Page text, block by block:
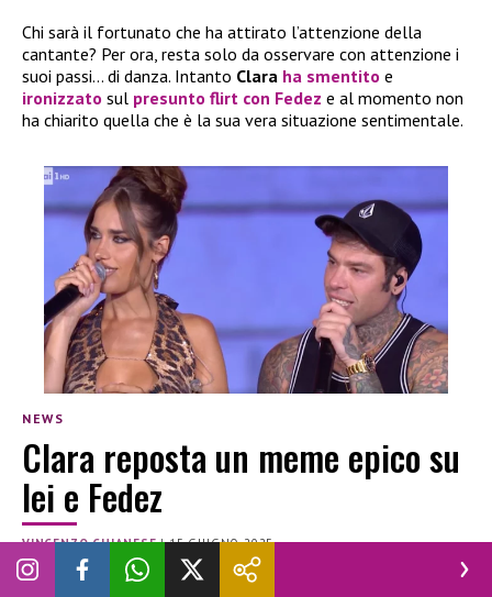
Chi sarà il fortunato che ha attirato l’attenzione della
cantante? Per ora, resta solo da osservare con attenzione i
suoi passi… di danza. Intanto Clara ha smentito e
ironizzato sul presunto flirt con Fedez e al momento non
ha chiarito quella che è la sua vera situazione sentimentale.
NEWS
Clara reposta un meme epico su
lei e Fedez
VINCENZO CHIANESE|15 GIUGNO 2025
CLARA FEDEZ